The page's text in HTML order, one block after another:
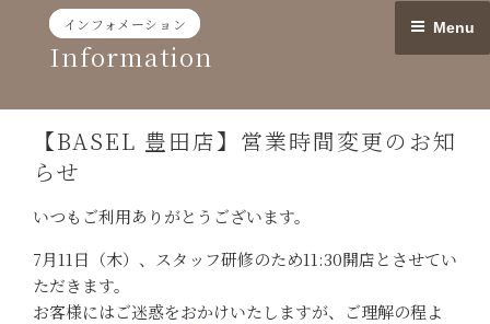
content
Menu
インフォメーション
Information
【BASEL 豊田店】営業時間変更のお知
らせ
いつもご利用ありがとうございます。
7月11日（木）、スタッフ研修のため11:30開店とさせてい
ただきます。
お客様にはご迷惑をおかけいたしますが、ご理解の程よ